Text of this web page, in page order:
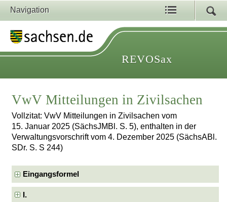
Navigation
REVOSax
VwV Mitteilungen in Zivilsachen
Vollzitat: VwV Mitteilungen in Zivilsachen vom
15. Januar 2025 (SächsJMBl. S. 5), enthalten in der
Verwaltungsvorschrift vom 4. Dezember 2025 (SächsABl.
SDr. S. S 244)
Eingangsformel
I.